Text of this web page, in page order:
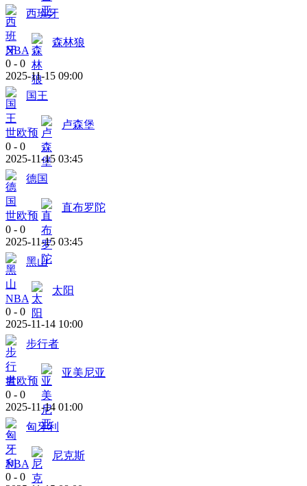
西班牙
NBA
森林狼
0 - 0
2025-11-15 09:00
国王
世欧预
卢森堡
0 - 0
2025-11-15 03:45
德国
世欧预
直布罗陀
0 - 0
2025-11-15 03:45
黑山
NBA
太阳
0 - 0
2025-11-14 10:00
步行者
世欧预
亚美尼亚
0 - 0
2025-11-14 01:00
匈牙利
NBA
尼克斯
0 - 0